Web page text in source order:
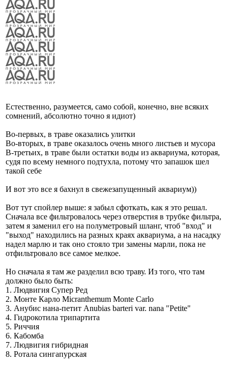
Естественно, разумеется, само собой, конечно, вне всяких
сомнений, абсолютно точно я идиот)
Во-первых, в траве оказались улитки
Во-вторых, в траве оказалось очень много листьев и мусора
В-третьих, в траве были остатки воды из аквариума, которая,
судя по всему немного подтухла, потому что запашок шел
такой себе
И вот это все я бахнул в свежезапущенный аквариум))
Вот тут спойлер выше: я забыл сфоткать, как я это решал.
Сначала все фильтровалось через отверстия в трубке фильтра,
затем я заменил его на полуметровый шланг, чтоб "вход" и
"выход" находились на разных краях аквариума, а на насадку
надел марлю и так оно стояло три замены марли, пока не
отфильтровало все самое мелкое.
Но сначала я там же разделил всю траву. Из того, что там
должно было быть:
1. Людвигия Супер Ред
2. Монте Карло Micranthemum Monte Carlo
3. Анубис нана-петит Anubias barteri var. nana "Petite"
4. Гидрокотила трипартита
5. Риччия
6. Кабомба
7. Людвигия гибридная
8. Ротала сингапурская